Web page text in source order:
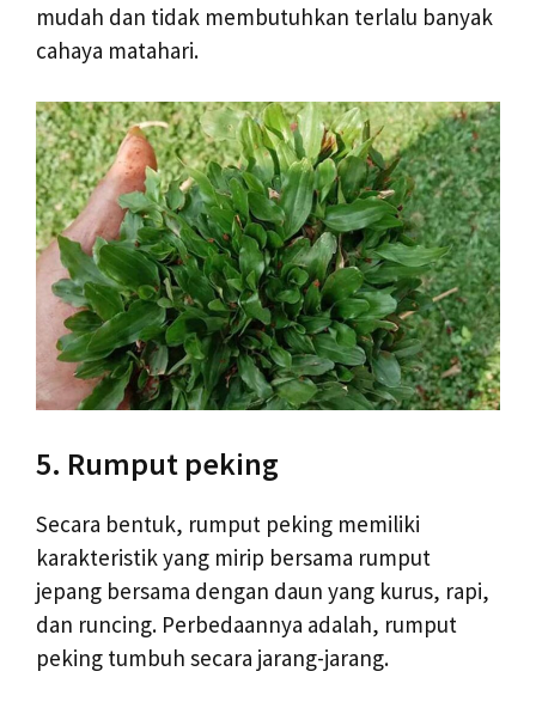
mudah dan tidak membutuhkan terlalu banyak
cahaya matahari.
5. Rumput peking
Secara bentuk, rumput peking memiliki
karakteristik yang mirip bersama rumput
jepang bersama dengan daun yang kurus, rapi,
dan runcing. Perbedaannya adalah, rumput
peking tumbuh secara jarang-jarang.